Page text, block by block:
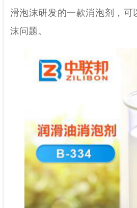
滑泡沫研发的一款消泡剂，可
沫问题。